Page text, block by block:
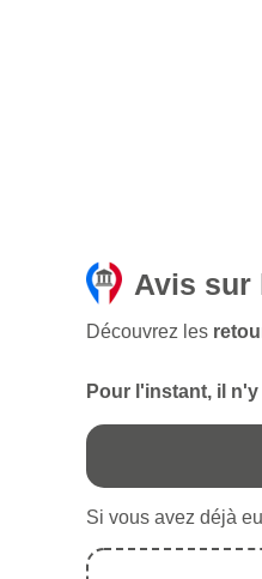
Avis sur
Découvrez les
Pour l'instant, il
Si vous avez déjà